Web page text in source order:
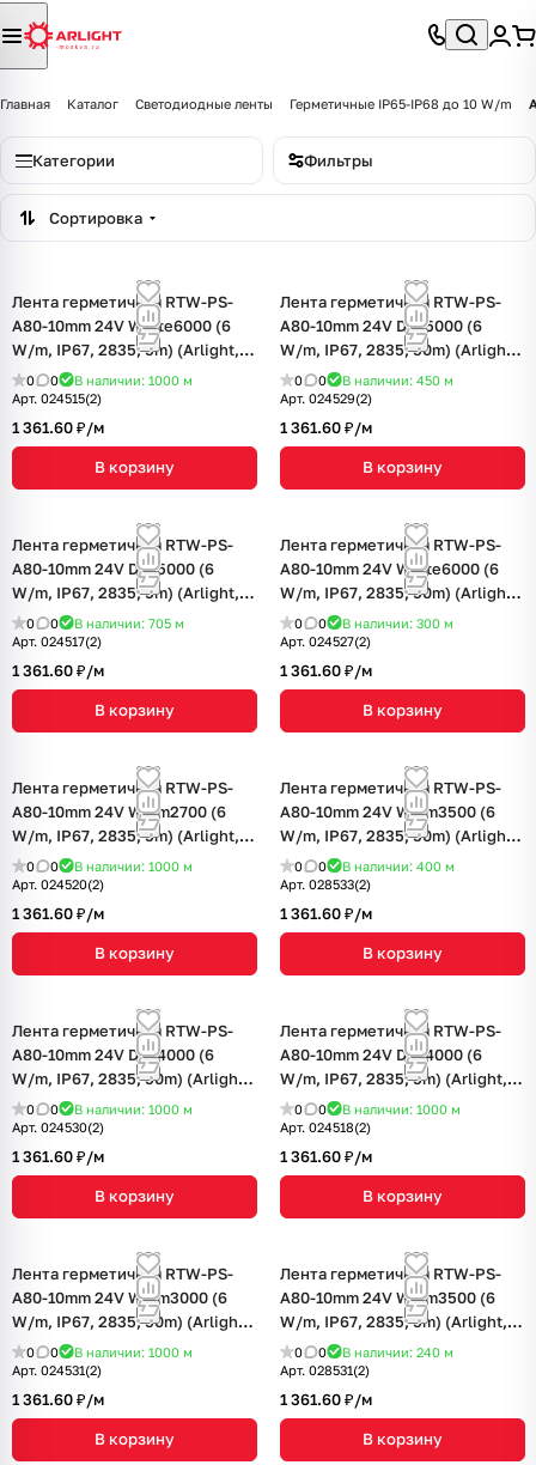
Главная Каталог Светодиодные ленты Герметичные IP65-IP68 до 10 W/m
Категории Фильтры
Сортировка
Лента герметичная RTW-PS-
A80-10mm 24V White6000 (6
W/m, IP67, 2835, 5m) (Arlight, 6
Вт/м, IP67)
0 0 В наличии: 1000 м
Арт. 024515(2)
1 361.60 ₽/м
В корзину
Лента герметичная RTW-PS-
A80-10mm 24V Day5000 (6
W/m, IP67, 2835, 50m) (Arlight,
-)0 0 В наличии: 450 м
Арт. 024529(2)
1 361.60 ₽/м
В корзину
Лента герметичная RTW-PS-
A80-10mm 24V Day5000 (6
W/m, IP67, 2835, 5m) (Arlight, 6
Вт/м, IP67)
0 0 В наличии: 705 м
Арт. 024517(2)
1 361.60 ₽/м
В корзину
Лента герметичная RTW-PS-
A80-10mm 24V White6000 (6
W/m, IP67, 2835, 50m) (Arlight,
6 Вт/м, IP67)
0 0 В наличии: 300 м
Арт. 024527(2)
1 361.60 ₽/м
В корзину
Лента герметичная RTW-PS-
A80-10mm 24V Warm2700 (6
W/m, IP67, 2835, 5m) (Arlight, 6
Вт/м, IP67)
0 0 В наличии: 1000 м
Арт. 024520(2)
1 361.60 ₽/м
В корзину
Лента герметичная RTW-PS-
A80-10mm 24V Warm3500 (6
W/m, IP67, 2835, 50m) (Arlight,
6 Вт/м, IP67)
0 0 В наличии: 400 м
Арт. 028533(2)
1 361.60 ₽/м
В корзину
Лента герметичная RTW-PS-
A80-10mm 24V Day4000 (6
W/m, IP67, 2835, 50m) (Arlight,
-)0 0 В наличии: 1000 м
Арт. 024530(2)
1 361.60 ₽/м
В корзину
Лента герметичная RTW-PS-
A80-10mm 24V Day4000 (6
W/m, IP67, 2835, 5m) (Arlight, 6
Вт/м, IP67)
0 0 В наличии: 1000 м
Арт. 024518(2)
1 361.60 ₽/м
В корзину
Лента герметичная RTW-PS-
A80-10mm 24V Warm3000 (6
W/m, IP67, 2835, 50m) (Arlight,
6 Вт/м, IP67)
0 0 В наличии: 1000 м
Арт. 024531(2)
1 361.60 ₽/м
В корзину
Лента герметичная RTW-PS-
A80-10mm 24V Warm3500 (6
W/m, IP67, 2835, 5m) (Arlight, 6
Вт/м, IP67)
0 0 В наличии: 240 м
Арт. 028531(2)
1 361.60 ₽/м
В корзину